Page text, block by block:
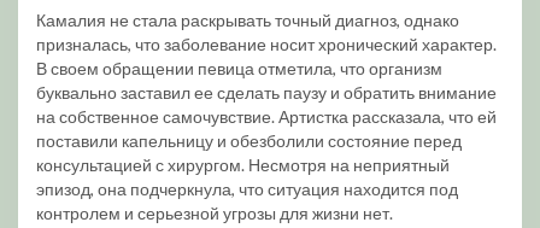
Камалия не стала раскрывать точный диагноз, однако
призналась, что заболевание носит хронический характер.
В своем обращении певица отметила, что организм
буквально заставил ее сделать паузу и обратить внимание
на собственное самочувствие. Артистка рассказала, что ей
поставили капельницу и обезболили состояние перед
консультацией с хирургом. Несмотря на неприятный
эпизод, она подчеркнула, что ситуация находится под
контролем и серьезной угрозы для жизни нет.